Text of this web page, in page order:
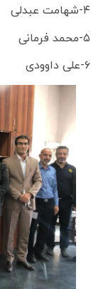
۴-شهامت عبدلی
۵-محمد فرمانی
۶-علی داوودی